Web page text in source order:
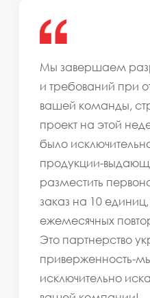
Мы завершаем
и требований при
вашей команды,
проект на этой
было
продукции-
разместить
заказ на 10
ежемесячных
Это партнерство
приверженность-
исключительно